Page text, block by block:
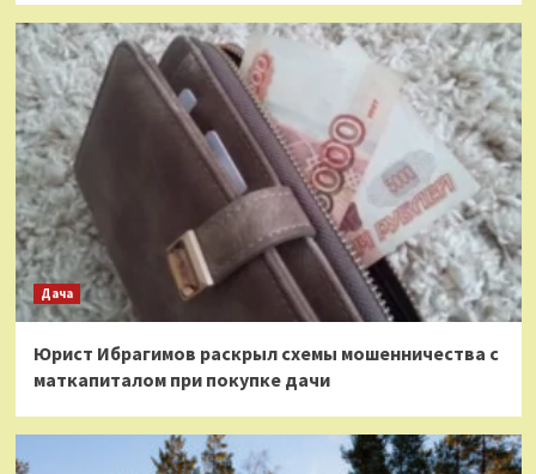
Дача
Юрист Ибрагимов раскрыл схемы мошенничества с
маткапиталом при покупке дачи